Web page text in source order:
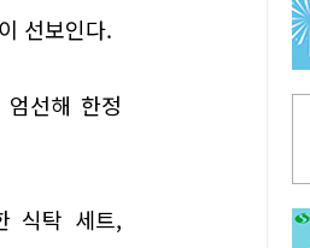
선보인다.
선해 한정
식탁 세트,